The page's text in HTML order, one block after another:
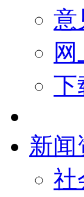
意
下
新闻
社